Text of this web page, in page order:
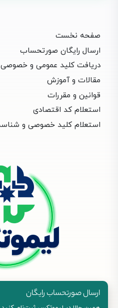
صفحه نخست
ارسال رایگان صورتحساب
دریافت کلید عمومی و خصوصی
مقالات و آموزش
قوانین و مقررات
استعلام کد اقتصادی
استعلام کلید خصوصی و
ارسال صورتحساب رایگان